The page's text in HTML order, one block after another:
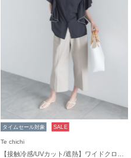
タイムセール対象 SALE
Te chichi